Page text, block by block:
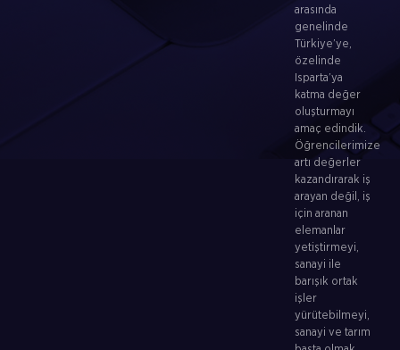
arasında
genelinde
Türkiye’ye,
özelinde
Isparta’ya
katma değer
oluşturmayı
amaç edindik.
Öğrencilerimize
artı değerler
kazandırarak iş
arayan değil, iş
için aranan
elemanlar
yetiştirmeyi,
sanayi ile
barışık ortak
işler
yürütebilmeyi,
sanayi ve tarım